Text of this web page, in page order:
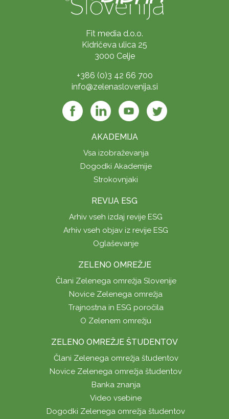
Fit media d.o.o.
Kidričeva ulica 25
3000 Celje
+386 (0)3 42 66 700
info@zelenaslovenija.si
AKADEMIJA
Vsa izobraževanja
Dogodki Akademije
Strokovnjaki
REVIJA ESG
Arhiv vseh izdaj revije ESG
Arhiv vseh objav iz revije ESG
Oglaševanje
ZELENO OMREŽJE
Člani Zelenega omrežja Slovenije
Novice Zelenega omrežja
Trajnostna in ESG poročila
O Zelenem omrežju
ZELENO OMREŽJE ŠTUDENTOV
Člani Zelenega omrežja študentov
Novice Zelenega omrežja študentov
Banka znanja
Video vsebine
Dogodki Zelenega omrežja študentov